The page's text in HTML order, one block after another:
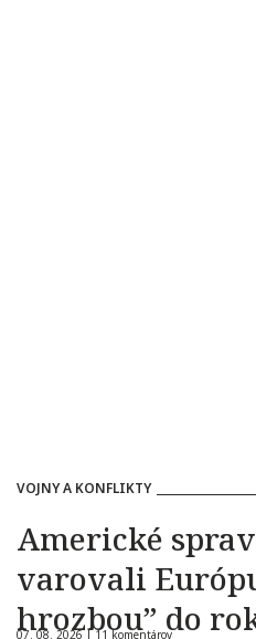
VOJNY A KONFLIKTY
Americké
varovali
hrozbou” do
07. 08. 2026 |11 komentárov